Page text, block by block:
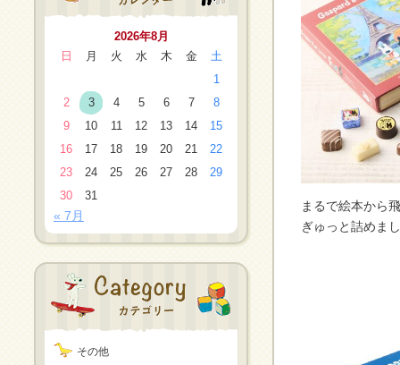
2026年8月
日
月 火 水 木 金
土
1
2
3 4 5 6 7
8
9
10 11 12 13 14
15
16
17 18 19 20 21
22
23
24 25 26 27 28
29
30
31
« 7月
その他
まるで絵本から
ぎゅっと詰めま